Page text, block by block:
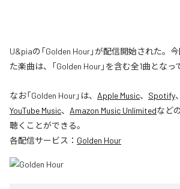
U&piaの「Golden Hour」が配信開始された。
た楽曲は、「Golden Hour」を含む全1曲となっ
なお「Golden Hour」は、 Apple Music、 Spotify、
YouTube Music、 Amazon Music Unlimitedなど
聴くことができる。
各配信サービス： Golden Hour